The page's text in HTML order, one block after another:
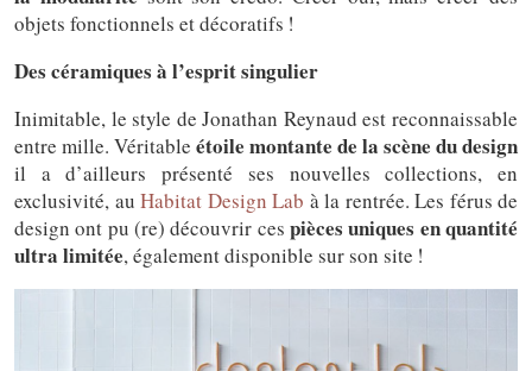
objets fonctionnels et décoratifs !
Des céramiques à l’esprit singulier
Inimitable, le style de Jonathan Reynaud est reconnaissable
entre mille. Véritable étoile montante de la scène du design
il a d’ailleurs présenté ses nouvelles collections, en
exclusivité, au Habitat Design Lab à la rentrée. Les férus de
design ont pu (re) découvrir ces pièces uniques en quantité
ultra limitée, également disponible sur son site !